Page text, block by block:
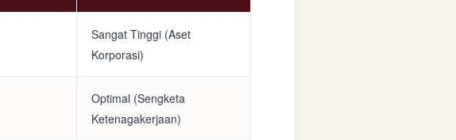
Sangat Tinggi (Aset
Korporasi)
Optimal (Sengketa
Ketenagakerjaan)